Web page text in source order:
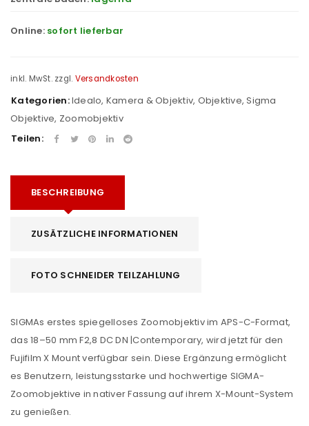
Online: sofort lieferbar
inkl. MwSt. zzgl. Versandkosten
Kategorien:Idealo, Kamera & Objektiv, Objektive,Sigma
Objektive, Zoomobjektiv
Teilen:
BESCHREIBUNG
ZUSÄTZLICHE INFORMATIONEN
FOTO SCHNEIDER TEILZAHLUNG
SIGMAs erstes spiegelloses Zoomobjektiv im APS-C-Format,
das 18–50 mm F2,8 DC DN |Contemporary, wird jetzt für den
Fujifilm X Mount verfügbar sein. Diese Ergänzung ermöglicht
es Benutzern, leistungsstarke und hochwertige SIGMA-
Zoomobjektive in nativer Fassung auf ihrem X-Mount-System
zu genießen.